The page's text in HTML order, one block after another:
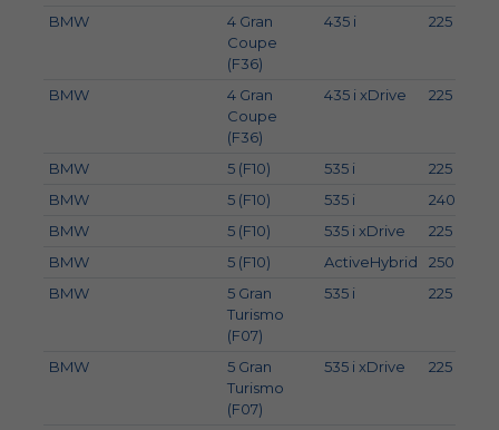
BMW
4 Gran
Coupe
(F36)
435 i 225
BMW
4 Gran
Coupe
(F36)
435 i xDrive 225
BMW 5 (F10) 535 i 225
BMW
5 (F10) 535 i 240
BMW
5 (F10) 535 i xDrive 225
BMW
5 (F10) ActiveHybrid 250
BMW
5 Gran
Turismo
(F07)
535 i 225
BMW
5 Gran
Turismo
(F07)
535 i xDrive 225